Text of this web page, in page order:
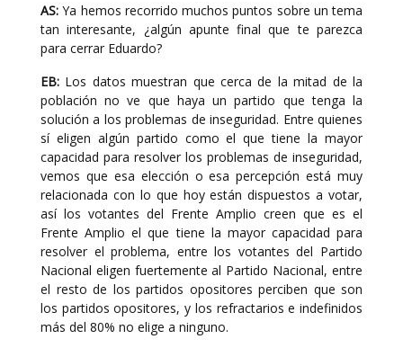
AS: Ya hemos recorrido muchos puntos sobre un tema
tan interesante, ¿algún apunte final que te parezca
para cerrar Eduardo?
EB: Los datos muestran que cerca de la mitad de la
población no ve que haya un partido que tenga la
solución a los problemas de inseguridad. Entre quienes
sí eligen algún partido como el que tiene la mayor
capacidad para resolver los problemas de inseguridad,
vemos que esa elección o esa percepción está muy
relacionada con lo que hoy están dispuestos a votar,
así los votantes del Frente Amplio creen que es el
Frente Amplio el que tiene la mayor capacidad para
resolver el problema, entre los votantes del Partido
Nacional eligen fuertemente al Partido Nacional, entre
el resto de los partidos opositores perciben que son
los partidos opositores, y los refractarios e indefinidos
más del 80% no elige a ninguno.